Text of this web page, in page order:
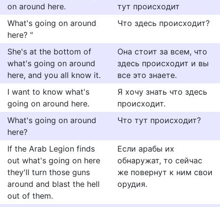
on around here.
тут происходит
What's going on around
here? "
Что здесь происходит?
She's at the bottom of
what's going on around
here, and you all know it.
Она стоит за всем, что
здесь происходит и вы
все это знаете.
I want to know what's
going on around here.
Я xочу знать что здесь
происxодит.
What's going on around
here?
Что тут происходит?
If the Arab Legion finds
out what's going on here
they'll turn those guns
around and blast the hell
out of them.
Если арабы их
обнаружат, то сейчас
же повернут к ним свои
орудия.